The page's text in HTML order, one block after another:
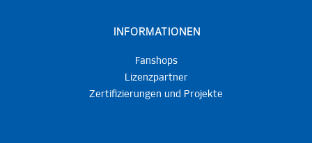
INFORMATIONEN
Fanshops
Lizenzpartner
Zertifizierungen und Projekte